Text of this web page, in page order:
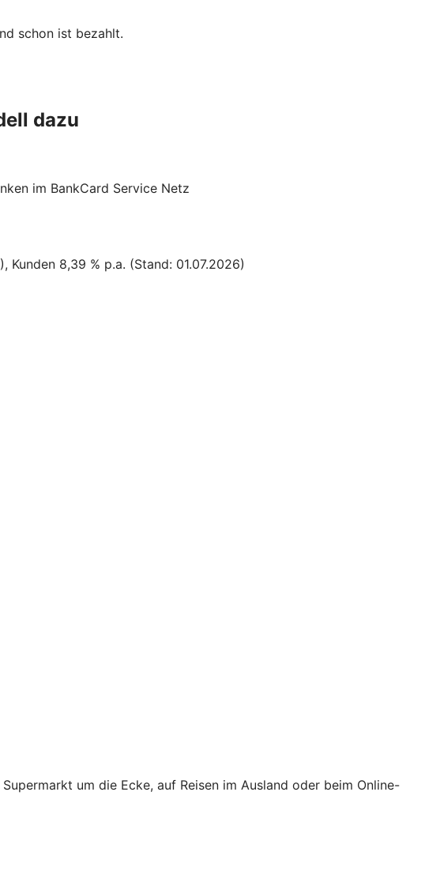
schon ist bezahlt.
dazu
im BankCard Service Netz
Kunden 8,39 % p.a. (Stand: 01.07.2026)
um die Ecke, auf Reisen im Ausland oder beim Online-